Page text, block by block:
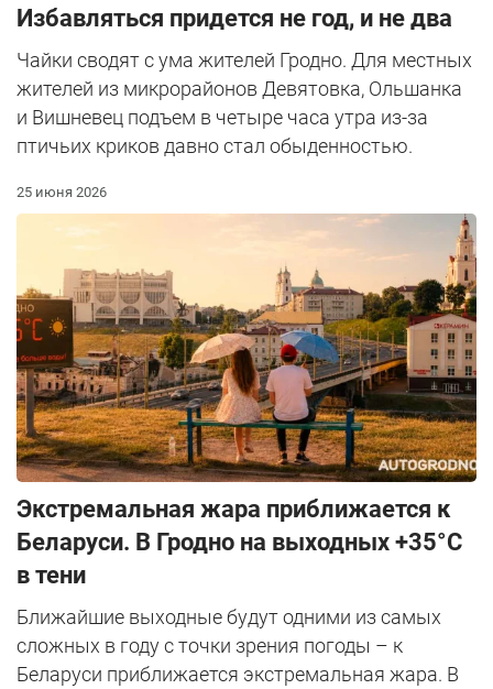
Избавляться придется не год, и не два
Чайки сводят с ума жителей Гродно. Для местных
жителей из микрорайонов Девятовка, Ольшанка
и Вишневец подъем в четыре часа утра из-за
птичьих криков давно стал обыденностью.
25 июня 2026
Экстремальная жара приближается к
Беларуси. В Гродно на выходных +35°C
в тени
Ближайшие выходные будут одними из самых
сложных в году с точки зрения погоды – к
Беларуси приближается экстремальная жара. В